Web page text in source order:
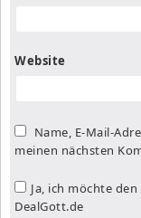
Website
Name, E-Mail-
meinen nächsten
Ja, ich möchte
DealGott.de